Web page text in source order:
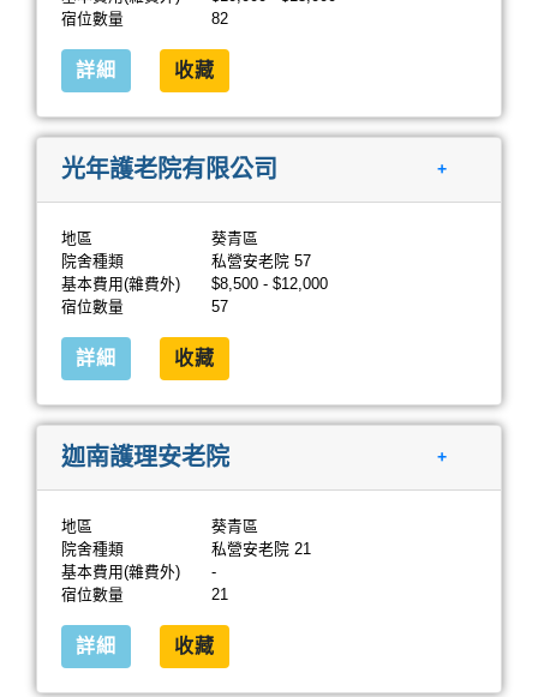
宿位數量
82
詳細 收藏
光年護老院有限公司 +
地區
葵青區
院舍種類
私營安老院 57
基本費用(雜費外)
$8,500 - $12,000
宿位數量
57
詳細 收藏
迦南護理安老院 +
地區
葵青區
院舍種類
私營安老院 21
基本費用(雜費外)
-
宿位數量
21
詳細 收藏